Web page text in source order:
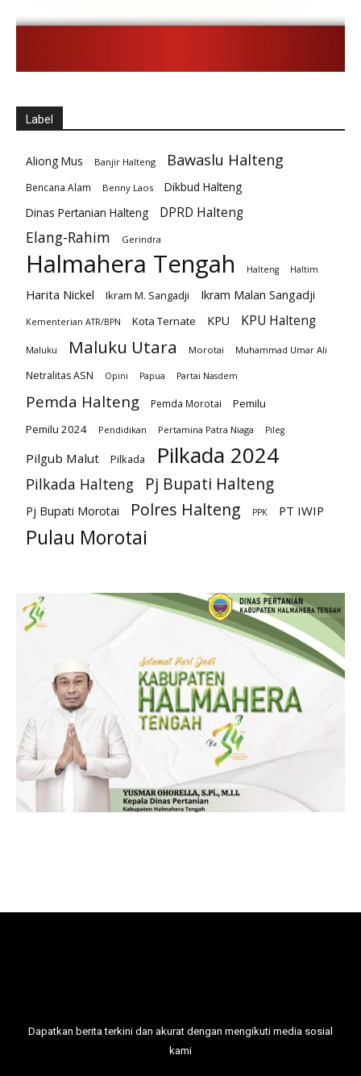
Label
Aliong Mus Banjir Halteng Bawaslu Halteng
Bencana Alam Benny Laos
Dikbud Halteng
Dinas Pertanian Halteng
DPRD Halteng
Elang-Rahim Gerindra
Halmahera Tengah Halteng Haltim
Harita Nickel Ikram M. Sangadji Ikram Malan Sangadji
Kementerian ATR/BPN Kota Ternate KPU KPU Halteng
Maluku Maluku Utara Morotai Muhammad Umar Ali
Netralitas ASN Opini Papua Partai Nasdem
Pemda Halteng Pemda Morotai
Pemilu
Pemilu 2024
Pendidikan Pertamina Patra Niaga Pileg
Pilgub Malut Pilkada Pilkada 2024
Pilkada Halteng Pj Bupati Halteng
Pj Bupati Morotai Polres Halteng PPK PT IWIP
Pulau Morotai
Dapatkan berita terkini dan akurat dengan mengikuti media sosial
kami